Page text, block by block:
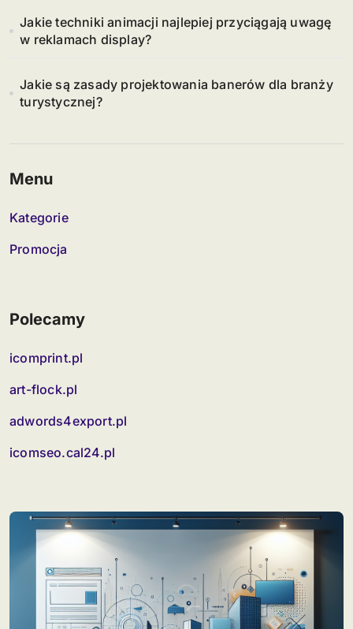
Jakie techniki animacji najlepiej przyciągają uwagę
w reklamach display?
Jakie są zasady projektowania banerów dla branży
turystycznej?
Menu
Kategorie
Promocja
Polecamy
icomprint.pl
art-flock.pl
adwords4export.pl
icomseo.cal24.pl